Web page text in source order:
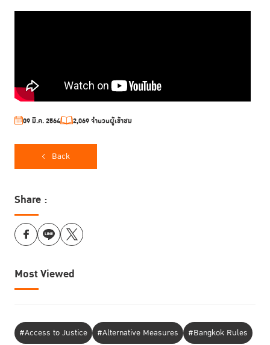
09 มี.ค. 2564 2,069 จำนวนผู้เข้าชม
Back
Share :
Most Viewed
#Access to Justice #Alternative Measures
#Bangkok Rules